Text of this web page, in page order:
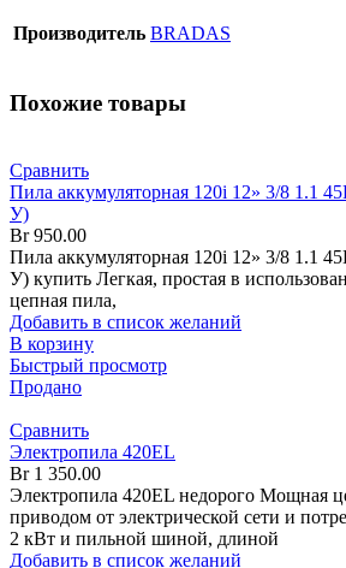
Производитель BRADAS
Похожие товары
Сравнить
Пила аккумуляторная 120i 12» 3/8 1.1
У)
Br950.00
Пила аккумуляторная 120i 12» 3/8 1.1
У) купить Легкая, простая в
цепная пила,
Добавить в список желаний
В корзину
Быстрый просмотр
Продано
Сравнить
Электропила 420EL
Br1 350.00
Электропила 420EL недорого Мощная
приводом от электрической сети и
2 кВт и пильной шиной, длиной
Добавить в список желаний